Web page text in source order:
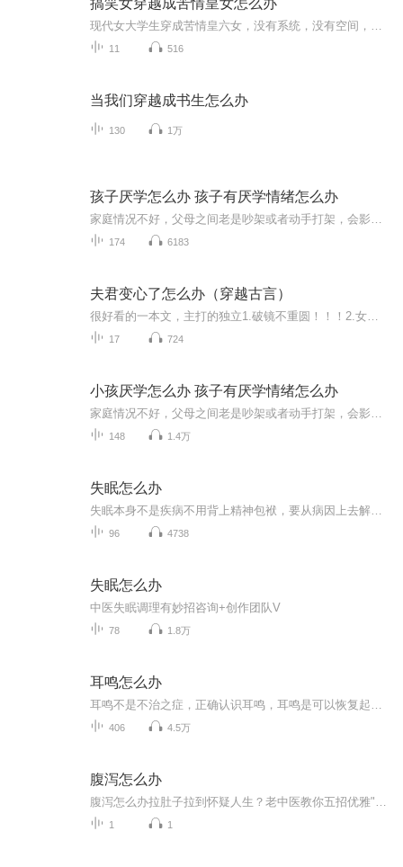
11 516
当我们穿越成书生怎么办
130 1万
孩子厌学怎么办 孩子有厌学情绪怎么办
174 6183
夫君变心了怎么办（穿越古言）
17 724
小孩厌学怎么办 孩子有厌学情绪怎么办
148 1.4万
失眠怎么办
96 4738
失眠怎么办
中医失眠调理有妙招咨询+创作团队V
78 1.8万
耳鸣怎么办
406 4.5万
腹泻怎么办
1 1